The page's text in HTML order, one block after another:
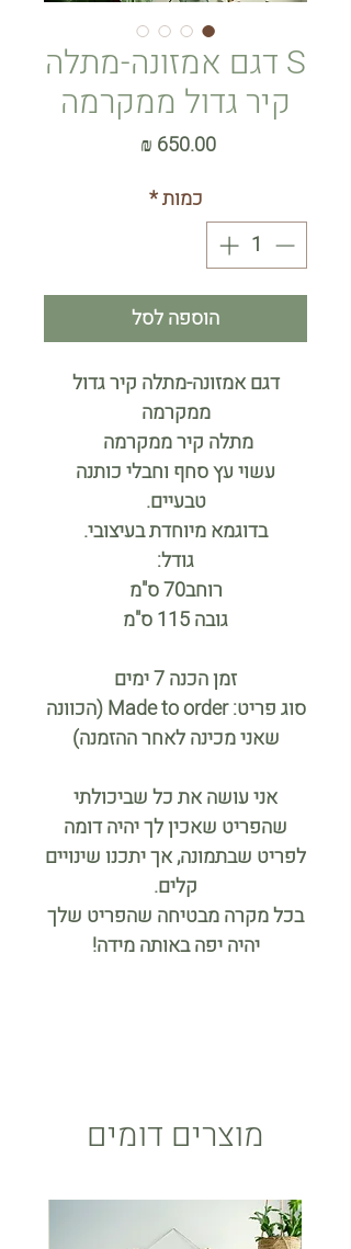
S דגם אמזונה-מתלה
קיר גדול ממקרמה
כמות*
הוספה לסל
דגם אמזונה-מתלה קיר גדול
ממקרמה
מתלה קיר ממקרמה
עשוי עץ סחף וחבלי כותנה
טבעיים.
בדוגמא מיוחדת בעיצובי.
גודל:
רוחב70 ס"מ
גובה 115 ס"מ
זמן הכנה 7 ימים
סוג פריט: Made to order (הכוונה
שאני מכינה לאחר ההזמנה)
אני עושה את כל שביכולתי
שהפריט שאכין לך יהיה דומה
לפריט שבתמונה, אך יתכנו שינויים
קלים.
בכל מקרה מבטיחה שהפריט שלך
יהיה יפה באותה מידה!
מוצרים דומים